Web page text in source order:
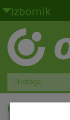
Skoči na glavni
Izbornik
Građani
Privatno bankarstvo
Agro
Mala poduzeća i
Početna